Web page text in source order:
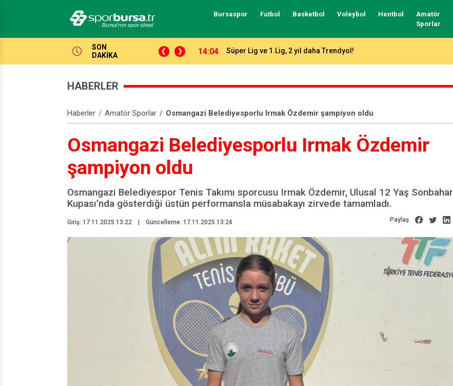
Bursaspor Futbol Basketbol Voleybol Hentbol
Amatör
Sporlar
SON
DAKİKA
13:47 Karacabey, 9 transferle kadrosunu güçlendirdi!
HABERLER
Haberler Amatör Sporlar Osmangazi Belediyesporlu Irmak Özdemir şampiyon oldu
Osmangazi Belediyesporlu Irmak Özdemir
şampiyon oldu
Osmangazi Belediyespor Tenis Takımı sporcusu Irmak Özdemir, Ulusal 12 Yaş Sonbahar
Kupası’nda gösterdiği üstün performansla müsabakayı zirvede tamamladı.
Giriş: 17.11.2025 13:22 Güncelleme: 17.11.2025 13:24 Paylaş